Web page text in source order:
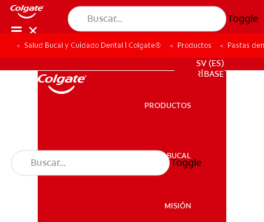
Toggle
SALUD BUCAL
SV (ES)
SUSCRÍBASE
PRODUCTOS
SALUD BUCAL
MISIÓN
Toggle
Salud Bucal y Cuidado Dental | Colgate® Productos Pastas